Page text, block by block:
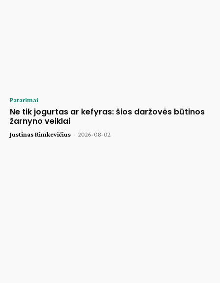
Patarimai
Ne tik jogurtas ar kefyras: šios daržovės būtinos
žarnyno veiklai
Justinas Rimkevičius - 2026-08-02